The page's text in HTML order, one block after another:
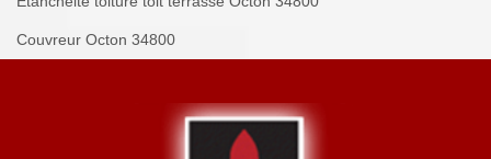
Couvreur Octon 34800